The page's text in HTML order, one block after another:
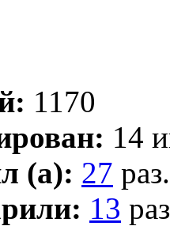
1170
14
(а): 27 раз.
13